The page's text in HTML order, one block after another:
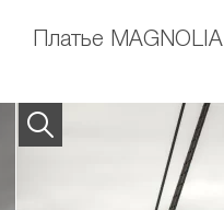
Платье MAGNOLIA